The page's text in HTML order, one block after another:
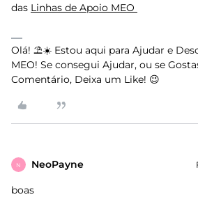
das Linhas de Apoio MEO
Olá! ⛱️☀️ Estou aqui para Ajudar e
MEO! Se consegui Ajudar, ou se
Comentário, Deixa um Like! 😉
N NeoPayne
boas